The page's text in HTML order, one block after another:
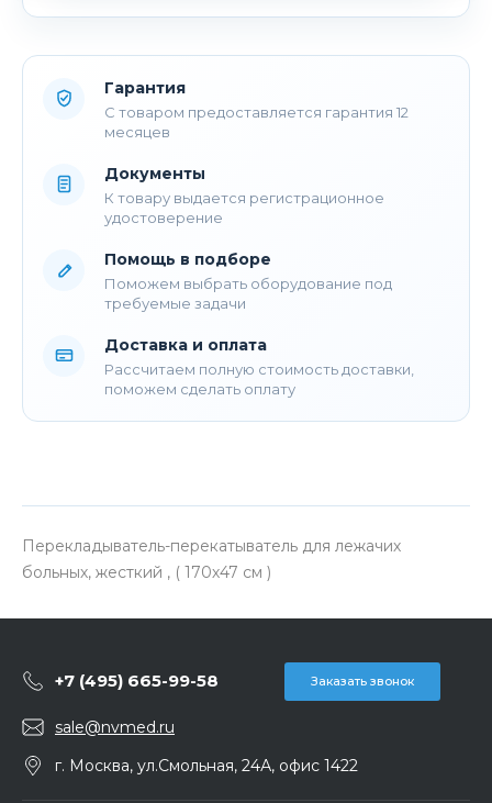
Гарантия
С товаром предоставляется гарантия 12
месяцев
Документы
К товару выдается регистрационное
удостоверение
Помощь в подборе
Поможем выбрать оборудование под
требуемые задачи
Доставка и оплата
Рассчитаем полную стоимость доставки,
поможем сделать оплату
Перекладыватель-перекатыватель для лежачих
больных, жесткий , ( 170х47 см )
+7 (495) 665-99-58 Заказать звонок
sale@nvmed.ru
г. Москва, ул.Смольная, 24А, офис 1422